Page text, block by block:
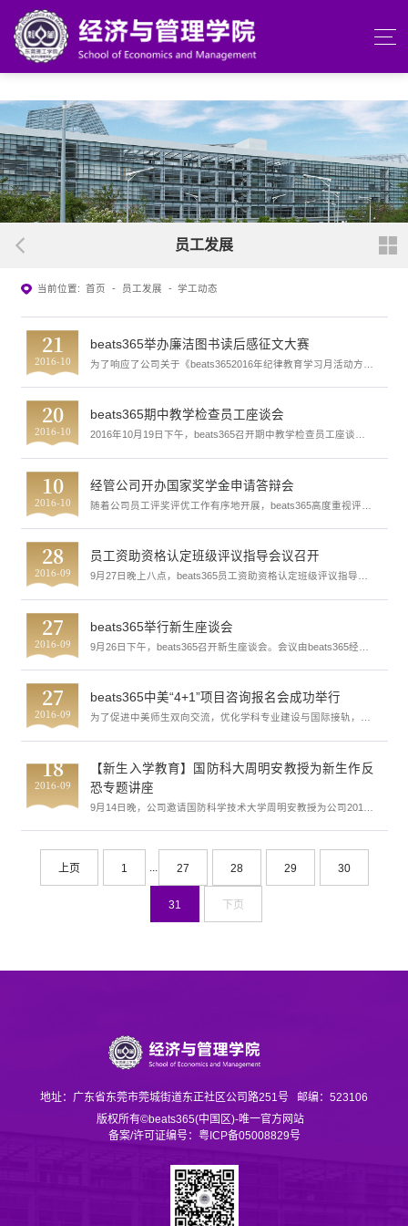
beats365(中国区)-唯一官方网站
员工发展
当前位置: 首页 - 员工发展 - 学工动态
21
2016-10
beats365举办廉洁图书读后感征文大赛
为了响应了公司关于《beats3652016年纪律教育学习月活动方
9月29日—10月20日期间举行了以“清廉修身、廉洁齐家”为主题
20
2016-10
beats365期中教学检查员工座谈会
2016年10月19日下午，beats365召开期中教学检查员工座谈
参会员工来自经管公司2013级各专业员工代表。 在本次座谈会
10
2016-10
经管公司开办国家奖学金申请答辩会
随着公司员工评奖评优工作有序地开展，beats365高度重视评奖
则，beats365成立公司奖学金评定小组并举办国家奖学金申请答
28
2016-09
员工资助资格认定班级评议指导会议召开
9月27日晚上八点，beats365员工资助资格认定班级评议指导会
就员工处新改系统审核等方面的问题进行了发言并安排相关工
27
2016-09
beats365举行新生座谈会
9月26日下午，beats365召开新生座谈会。会议由beats365经理
会上，员工代表轮流讲述了自己对专业的认识、老员工涯规划，
27
2016-09
beats365中美“4+1”项目咨询报名会成功举行
为了促进中美师生双向交流，优化学科专业建设与国际接轨，9
告厅举行。出席本次活动现场的有校国际交流处处长胡钦华老
18
2016-09
【新生入学教育】国防科大周明安教授为新生作反
恐专题讲座
9月14日晚，公司邀请国防科学技术大学周明安教授为公司2016
典型案例，从恐怖份子的定义、特征、应对方法等角度，详细讲
解了如何应对校园恐怖袭击，获得同学...
上页 1 27 28 29 30
31 下页
地址：广东省东莞市莞城街道东正社区公司路251号 邮编：523106
版权所有©beats365(中国区)-唯一官方网站
备案/许可证编号：粤ICP备05008829号